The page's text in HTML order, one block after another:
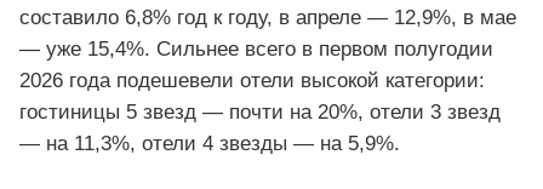
составило 6,8% год к году, в апреле — 12,9%, в мае
— уже 15,4%. Сильнее всего в первом полугодии
2026 года подешевели отели высокой категории:
гостиницы 5 звезд — почти на 20%, отели 3 звезд
— на 11,3%, отели 4 звезды — на 5,9%.